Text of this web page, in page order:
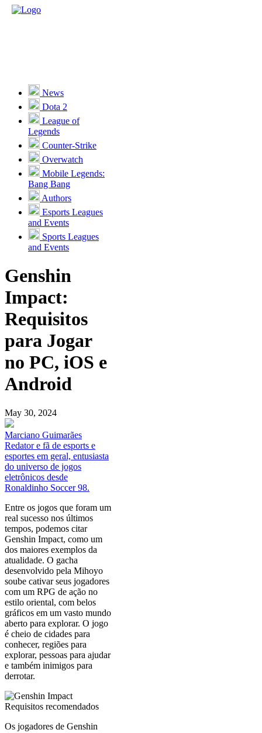
News
Dota 2
League of
Legends
Counter-Strike
Overwatch
Mobile Legends:
Bang Bang
Authors
Esports Leagues
and Events
Sports Leagues
and Events
Genshin
Impact:
Requisitos
para Jogar
no PC, iOS e
Android
May 30, 2024
Marciano Guimarães
Redator e fã de esports e
esportes em geral, entusiasta
do universo de jogos
eletrônicos desde
Ronaldinho Soccer 98.
Entre os jogos que foram um
real sucesso nos últimos
tempos, podemos citar
Genshin Impact, como um
dos maiores exemplos da
atualidade. O gacha
desenvolvido pela Mihoyo
soube cativar seus jogadores
com um RPG de ação no
estilo oriental, com belos
gráficos em um vasto mundo
aberto para explorar. O jogo
é cheio de cidades para
conhecer, regiões para
explorar, pessoas para ajudar
e também inimigos para
derrotar.
Os jogadores de Genshin